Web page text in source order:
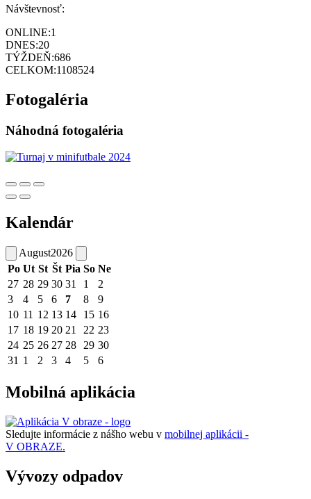
Návštevnosť:
ONLINE:1
DNES:20
TÝŽDEŇ:686
CELKOM:1108524
Fotogaléria
Náhodná fotogaléria
Kalendár
August2026
Po Ut St Št Pia So Ne
27 28 29 30 31 1
2
3
4 5 6 7 8
9
10 11 12 13 14 15 16
17 18 19 20 21 22 23
24 25 26 27 28 29 30
31 1 2 3 4 5 6
Mobilná aplikácia
Sledujte informácie z nášho webu v mobilnej aplikácii -
V OBRAZE.
Vývozy odpadov